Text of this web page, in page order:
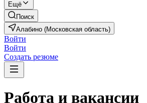
Ещё
Поиск
Алабино (Московская область)
Войти
Войти
Создать резюме
Работа и вакансии